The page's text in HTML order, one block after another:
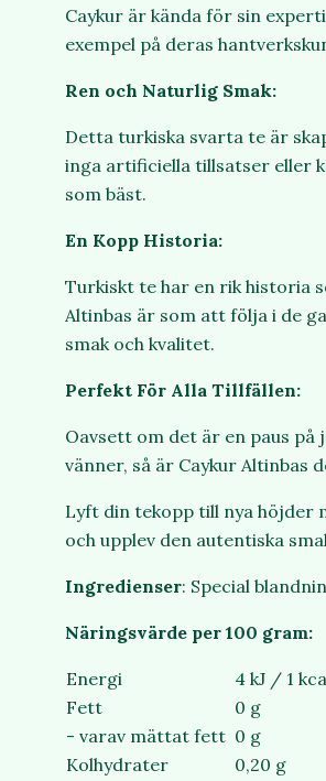
Caykur är kända för sin
exempel på deras
Ren och Naturlig Smak:
Detta turkiska svarta te är
inga artificiella tillsatser eller
som bäst.
En Kopp Historia:
Turkiskt te har en rik historia
Altinbas är som att följa i de
smak och kvalitet.
Perfekt För Alla Tillfällen:
Oavsett om det är en paus
vänner, så är Caykur Altinbas
Lyft din tekopp till nya höjder
och upplev den autentiska
Ingredienser: Special
Näringsvärde per 100 gram:
Energi
4 kJ / 1
Fett
0 g
- varav mättat fett 0 g
Kolhydrater
0,20 g